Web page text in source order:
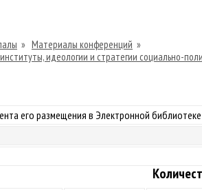
» Материалы конференций »
идеологии и стратегии социально-
его размещения в Электронной библиотеке